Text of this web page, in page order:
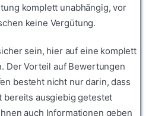
komplett unabhängig, vor
keine Vergütung.
sein, hier auf eine komplett
Der Vorteil auf Bewertungen
besteht nicht nur darin, dass
bereits ausgiebig getestet
auch Informationen geben